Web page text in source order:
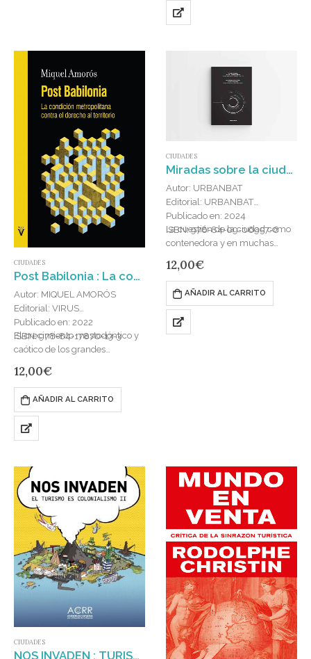
CIUDADES
Post Babilonia : La condición metropolitana contra el derecho al territorio
Autor: MIQUEL AMORÓS
Editorial: VIRUS
Publicado en: 2022
ISBN: 978-84-17870-13-3
El crecimiento mastodóntico y
caótico de los grandes
supone solamente la
destrucción de sus entornos,
sino también la supresión
misma del…
12,00€
AÑADIR AL CARRITO
CIUDADES
Miradas sobre la ciudad instantánea
Autor: URBANBAT
Editorial: URBANBAT
Publicado en: 2024
ISBN: 978-84-09-06957-6
La cuestión de la ciudad como
contenedora y en muchas
grandes eventos (culturales,
deportivos, científicos…),
además de ser una estrategia
para…
12,00€
AÑADIR AL CARRITO
CIUDADES
NOS INVADEN : TURISMO ES COLONIALISMO II